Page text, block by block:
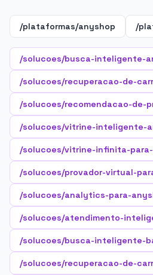
/plataformas/anyshop /
/solucoes/busca-inteligente-
/solucoes/recuperacao-de-
/solucoes/recomendacao-de-
/solucoes/vitrine-inteligente-
/solucoes/vitrine-infinita-
/solucoes/provador-virtual-
/solucoes/analytics-para-
/solucoes/atendimento-
/solucoes/busca-inteligente-
/solucoes/recuperacao-de-